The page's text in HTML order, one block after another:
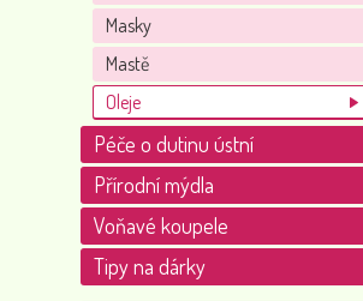
Masky
Mastě
Oleje
Péče o dutinu ústní
Přírodní mýdla
Voňavé koupele
Tipy na dárky